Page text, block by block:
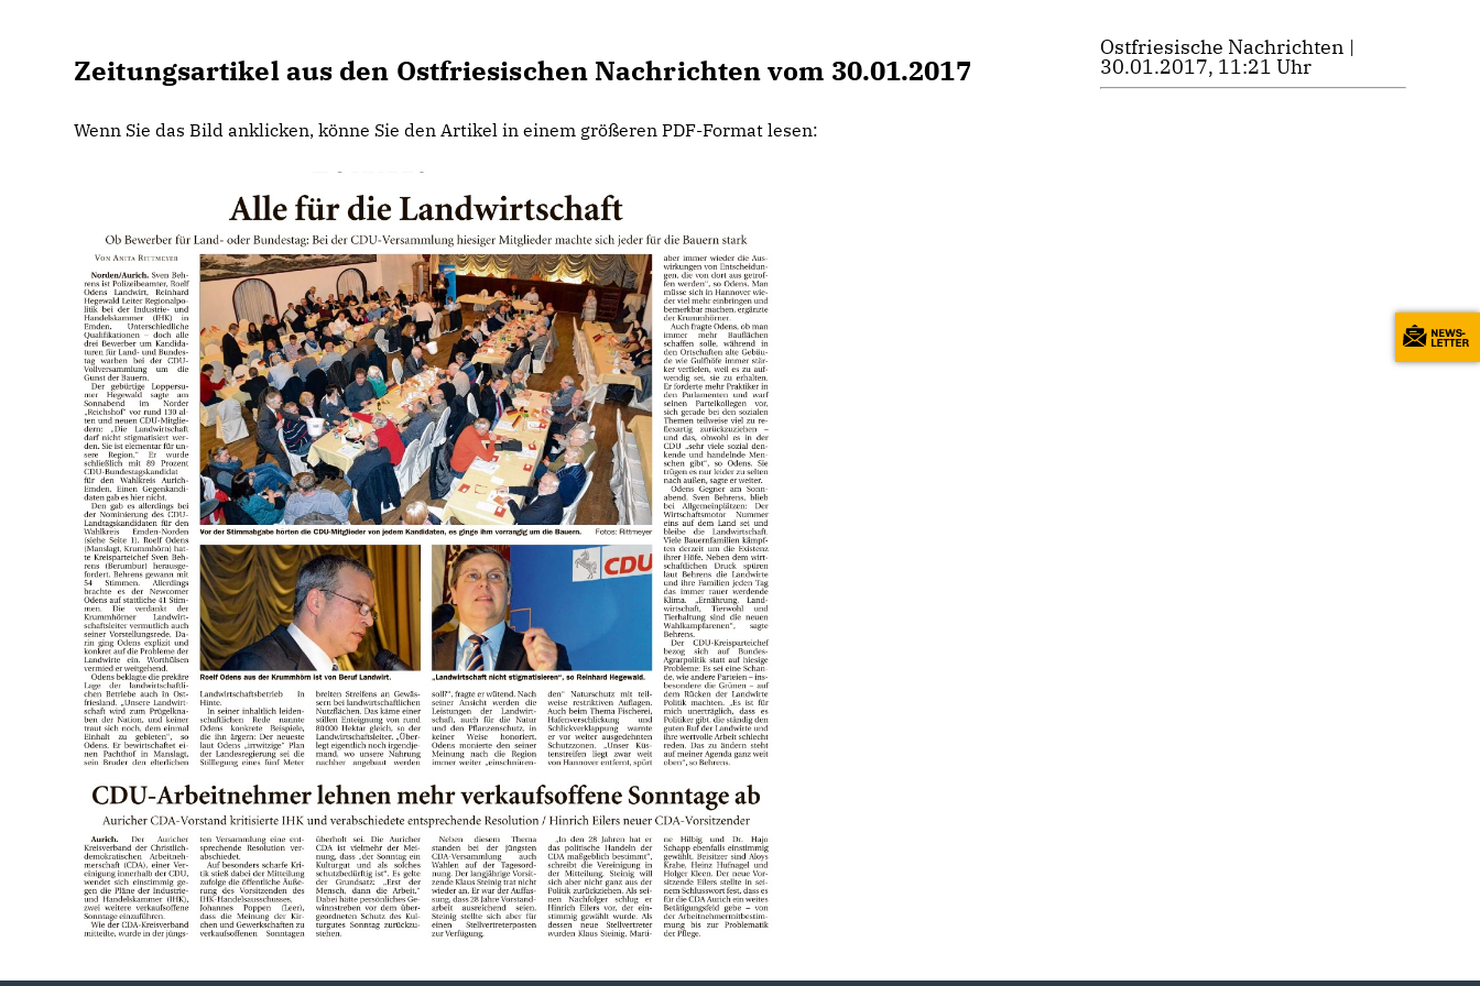
Zeitungsartikel aus den Ostfriesischen Nachrichten vom 30.01.2017
Wenn Sie das Bild anklicken, könne Sie den Artikel in einem größeren PDF-Format lesen:
Ostfriesische Nachrichten |
30.01.2017, 11:21 Uhr